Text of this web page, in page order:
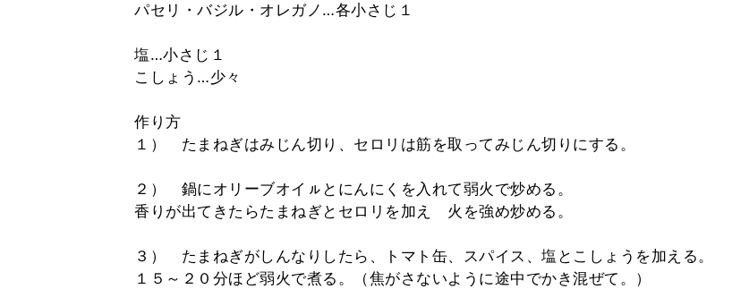
パセリ・バジル・オレガノ…各小さじ１
塩…小さじ１
こしょう…少々
作り方
１） たまねぎはみじん切り、セロリは筋を取ってみじん切りにする。
２） 鍋にオリーブオイㇽとにんにくを入れて弱火で炒める。
香りが出てきたらたまねぎとセロリを加え 火を強め炒める。
３） たまねぎがしんなりしたら、トマト缶、スパイス、塩とこしょうを加える。
１５～２０分ほど弱火で煮る。（焦がさないように途中でかき混ぜて。）